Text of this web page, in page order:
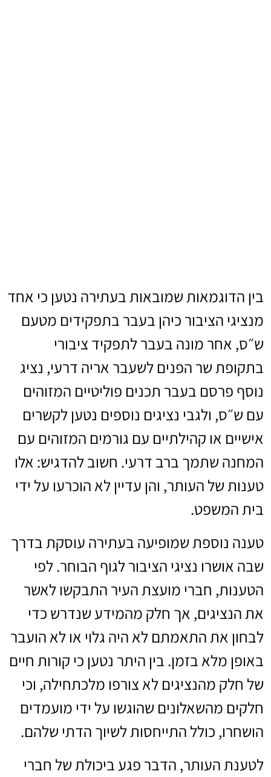
בין הדוגמאות שמובאות בעתירה נטען כי אחד
מנציגי הציבור כיהן בעבר בתפקידים מטעם
ש״ס, אחר מונה בעבר לתפקיד ציבורי
בתקופת שר הפנים לשעבר אריה דרעי, נציג
נוסף פרסם בעבר תכנים פוליטיים המזוהים
עם ש״ס, ולגבי נציגים נוספים נטען לקשרים
אישיים או קהילתיים עם גורמים המזוהים עם
המחנה שתמך ברב דרעי. חשוב להדגיש: אלו
טענות של העותר, והן עדיין לא הוכרעו על ידי
בית המשפט.
טענה נוספת שמופיעה בעתירה עוסקת בדרך
שבה אושרו נציגי הציבור לגוף הבוחר. לפי
הטענות, חברי מועצת העיר התבקשו לאשר
את הנציגים, אך חלק מהמידע שנדרש כדי
לבחון את התאמתם לא היה גלוי או לא הועבר
באופן מלא בזמן. בין היתר נטען כי קורות חיים
של חלק מהנציגים לא צורפו מלכתחילה, וכי
חלקים מהשאלונים שהוגשו על ידי מועמדים
הושחרו, כולל התייחסות לשיוך הדתי שלהם.
לטענת העותר, הדבר פגע ביכולת של חברי